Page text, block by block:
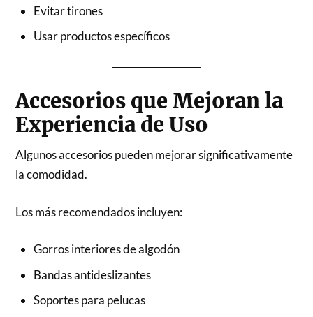
Evitar tirones
Usar productos específicos
Accesorios que Mejoran la
Experiencia de Uso
Algunos accesorios pueden mejorar significativamente
la comodidad.
Los más recomendados incluyen:
Gorros interiores de algodón
Bandas antideslizantes
Soportes para pelucas